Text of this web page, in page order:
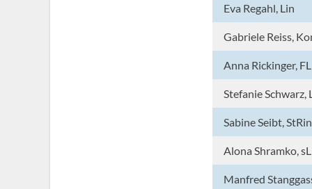
Eva Regahl, Lin
Gabriele Reiss,
Anna Rickinger,
Stefanie Schwarz,
Sabine Seibt,
Alona Shramko, sL
Manfred